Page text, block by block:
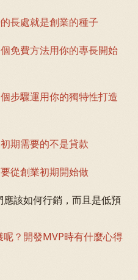
長處就是創業的種子
免費方法用你的專長開始
步驟運用你的獨特性打造
期需要的不是貸款
從創業初期開始做
該如何行銷，而且是低預
？開發MVP時有什麼心得